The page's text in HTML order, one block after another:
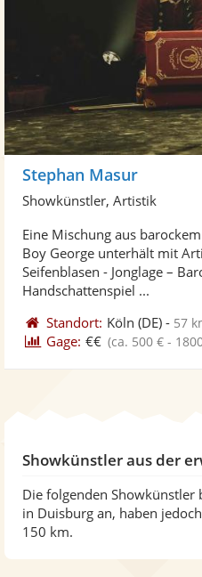
Stephan Masur
Showkünstler, Artistik
Eine Mischung aus
Boy George unterhält mit
Seifenblasen - Jonglage –
Handschattenspiel ...
Standort: Köln (DE) - 57
Gage: €€ (ca. 500 € -
Showkünstler aus der
Die folgenden Showkünstler
in Duisburg an, haben
150 km.